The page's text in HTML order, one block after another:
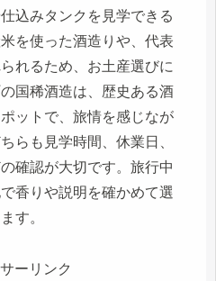
込みタンクを見学できる
を使った酒造りや、代表
れるため、お土産選びに
国稀酒造は、歴史ある酒
ットで、旅情を感じなが
らも見学時間、休業日、
確認が大切です。旅行中
香りや説明を確かめて選
す。
ーリンク